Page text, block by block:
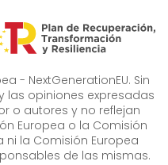
- NextGenerationEU. Sin
las opiniones expresadas
o autores y no reflejan
Europea o la Comisión
ni la Comisión Europea
de las mismas.